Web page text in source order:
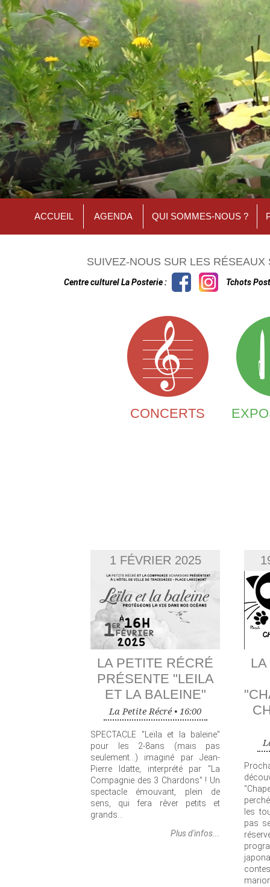
ACCUEIL AGENDA QUI SOMMES-NOUS ?
SUIVEZ-NOUS SUR LES RÉSEAUX
Centre culturel La Posterie : Tchots
CONCERTS
1 FÉVRIER 2025
LA PETITE RÉCRÉ
PRÉSENTE "LEILA
ET LA BALEINE"
La Petite Récré • 16:00
SPECTACLE "Leïla et la baleine"
pour les 2-8ans (mais pas
seulement...) imaginé par Jean-
Pierre Idatte, interprété par "La
Compagnie des 3 Chardons" ! Un
spectacle émouvant, plein de
sens, qui fera rêver petits et
grands...
Plus d'infos...
les
pas